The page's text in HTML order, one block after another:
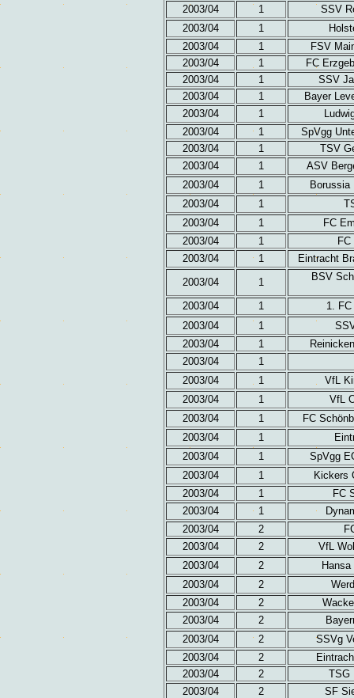
2003/04
1
SSV
2003/04
1
2003/04
1
FSV
2003/04
1
FC
2003/04
1
SSV
2003/04
1
Bayer
2003/04
1
2003/04
1
SpVgg
2003/04
1
TSV
2003/04
1
ASV
2003/04
1
Borussia
2003/04
1
2003/04
1
FC
2003/04
1
2003/04
1
Eintracht
2003/04
1 BSV
2003/04 1
1.
2003/04
1
2003/04
1
2003/04
1
2003/04
1
VfL
2003/04
1
VfL
2003/04
1
FC
2003/04
1
2003/04
1
SpVgg
2003/04
1
Kickers
2003/04
1
FC
2003/04
1
2003/04
2
2003/04
2
VfL
2003/04
2
2003/04
2
2003/04
2
2003/04
2
2003/04
2
SSVg
2003/04
2
2003/04
2
TSG
2003/04
2
SF